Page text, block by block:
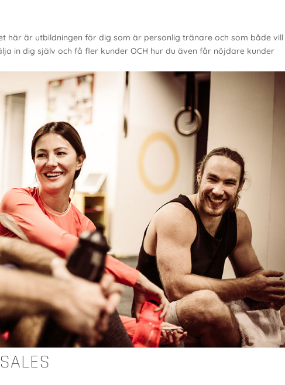
Det här är utbildningen för dig som är personlig tränare och som både vill
in dig själv och få fler kunder OCH hur du även får nöjdare kunder